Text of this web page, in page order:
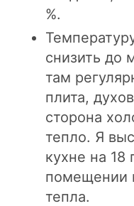
%.
снизить до
там
плита,
сторона
тепло. Я
кухне на 18
помещении
тепла.